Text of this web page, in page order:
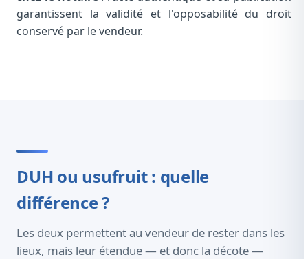
garantissent la validité et l'opposabilité du droit
conservé par le vendeur.
DUH ou usufruit : quelle
différence ?
Les deux permettent au vendeur de rester dans les
lieux, mais leur étendue — et donc la décote —